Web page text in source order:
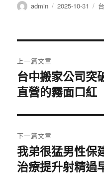
作
admin
發
2025-10-31
分
章
導
覽
上一篇文章
上
一
文
章:
台中搬家公司突
直營的霧面口紅
下一篇文章
下
一
我弟很猛男性保
治療提升射精過